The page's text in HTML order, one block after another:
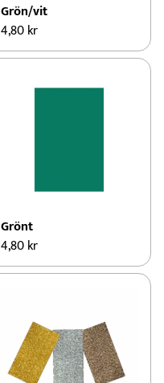
Grön/vit
4,80kr
Grönt
4,80kr